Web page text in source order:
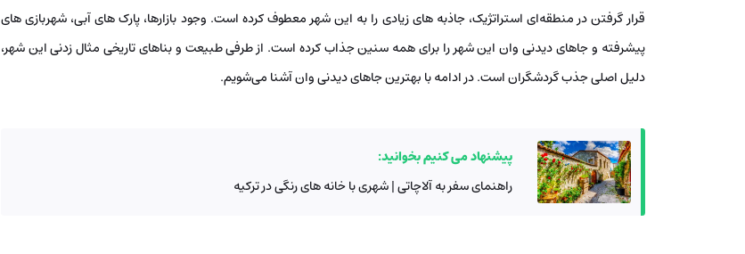
قرار گرفتن در منطقه‌ای استراتژیک، جاذبه های زیادی را به این شهر معطوف کرده است. وجود بازارها، پارک های آبی، شهربازی های
پیشرفته و جاهای دیدنی وان این شهر را برای همه سنین جذاب کرده است. از طرفی طبیعت و بناهای تاریخی مثال زدنی این شهر،
دلیل اصلی جذب گردشگران است. در ادامه با بهترین جاهای دیدنی وان آشنا می‌شویم.
پیشنهاد می کنیم بخوانید:
راهنمای سفر به آلاچاتی | شهری با خانه های رنگی در ترکیه